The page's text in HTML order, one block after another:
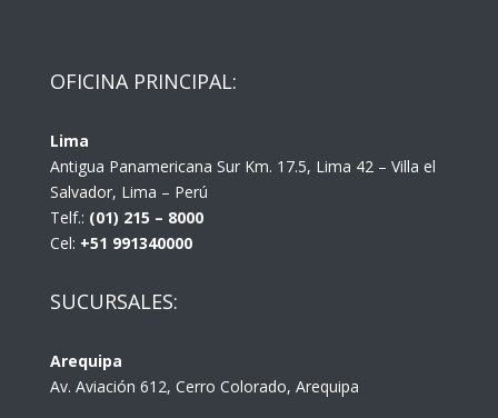
OFICINA PRINCIPAL:
Lima
Antigua Panamericana Sur Km. 17.5, Lima 42 – Villa el
Salvador, Lima – Perú
Telf.: (01) 215 – 8000
Cel: +51 991340000
SUCURSALES:
Arequipa
Av. Aviación 612, Cerro Colorado, Arequipa